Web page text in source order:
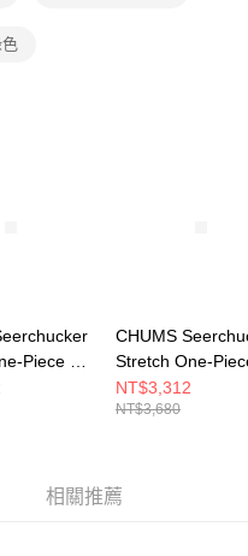
或監護人之同意方可使用
別帳號之用戶狀況，依本公司即
Piece 女
收納袋) 黑
CHUMS
Stretch One-
短袖洋裝(附收納
灰色
NT$3,312
NT$3,680
相關推薦